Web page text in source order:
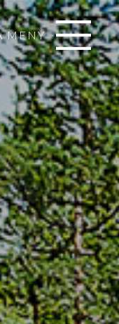
MENY